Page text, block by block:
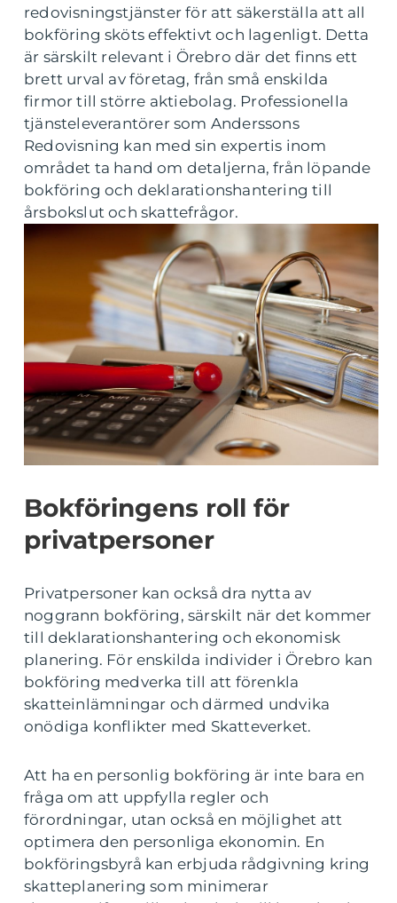
redovisningstjänster för att säkerställa att all
bokföring sköts effektivt och lagenligt. Detta
är särskilt relevant i Örebro där det finns ett
brett urval av företag, från små enskilda
firmor till större aktiebolag. Professionella
tjänsteleverantörer som Anderssons
Redovisning kan med sin expertis inom
området ta hand om detaljerna, från löpande
bokföring och deklarationshantering till
årsbokslut och skattefrågor.
Bokföringens roll för
privatpersoner
Privatpersoner kan också dra nytta av
noggrann bokföring, särskilt när det kommer
till deklarationshantering och ekonomisk
planering. För enskilda individer i Örebro kan
bokföring medverka till att förenkla
skatteinlämningar och därmed undvika
onödiga konflikter med Skatteverket.
Att ha en personlig bokföring är inte bara en
fråga om att uppfylla regler och
förordningar, utan också en möjlighet att
optimera den personliga ekonomin. En
bokföringsbyrå kan erbjuda rådgivning kring
skatteplanering som minimerar